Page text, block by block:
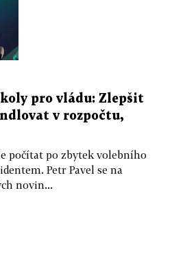
pro vládu: Zlepšit
v rozpočtu,
počítat po zbytek volebního
Petr Pavel se na
novin...